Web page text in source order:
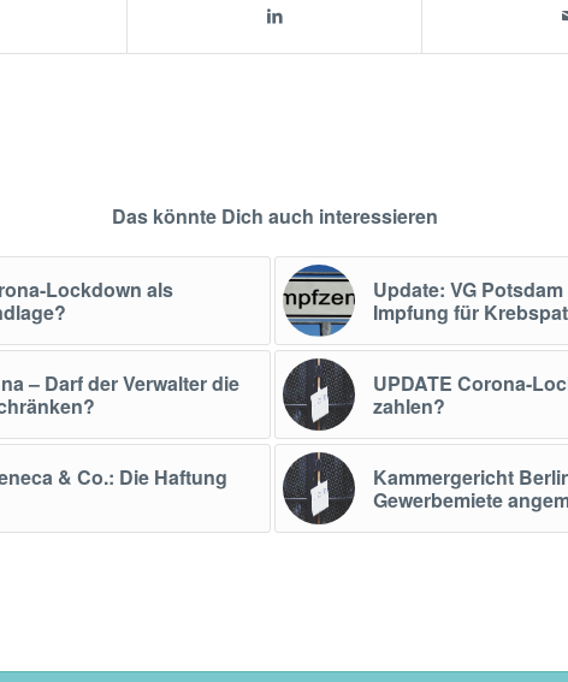
Das könnte Dich auch interessieren
Lockdown als
Update: VG
Impfung für
– Darf der Verwalter die
UPDATE Corona-
zahlen?
& Co.: Die Haftung
Kammergericht
Gewerbemiete